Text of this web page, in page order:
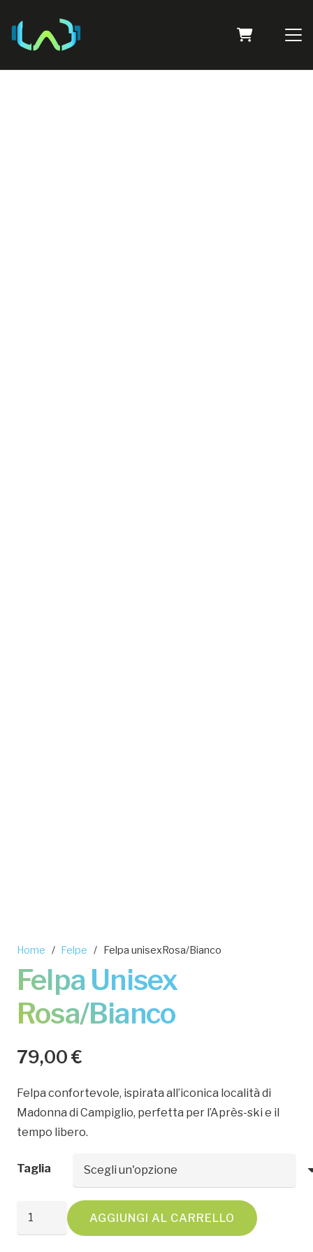
Home / Felpe / Felpa unisexRosa/Bianco
Felpa Unisex
Rosa/Bianco
79,00€
Felpa confortevole, ispirata all’iconica località di
Madonna di Campiglio, perfetta per l’Après-ski e il
tempo libero.
Taglia
Felpa
unisexRosa/Bianco
AGGIUNGI AL CARRELLO